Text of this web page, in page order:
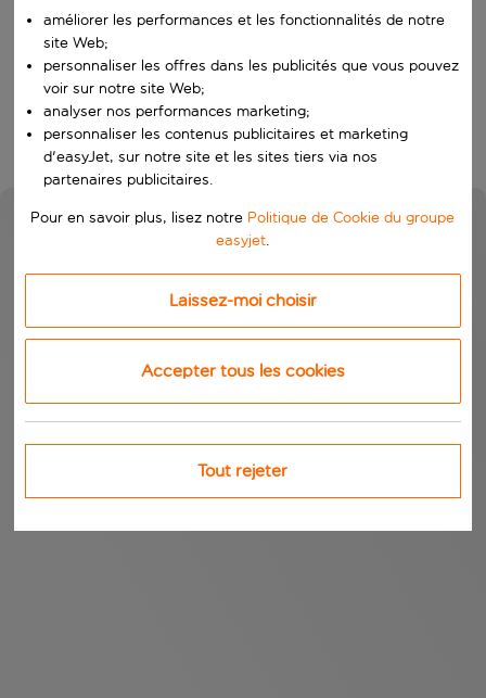
Rechercher
améliorer les performances et les fonctionnalités de notre
site Web;
personnaliser les offres dans les publicités que vous pouvez
voir sur notre site Web;
analyser nos performances marketing;
personnaliser les contenus publicitaires et marketing
d'easyJet, sur notre site et les sites tiers via nos
partenaires publicitaires.
Pour en savoir plus, lisez notre Politique de Cookie du groupe
easyjet.
Laissez-moi choisir
Accepter tous les cookies
Tout rejeter